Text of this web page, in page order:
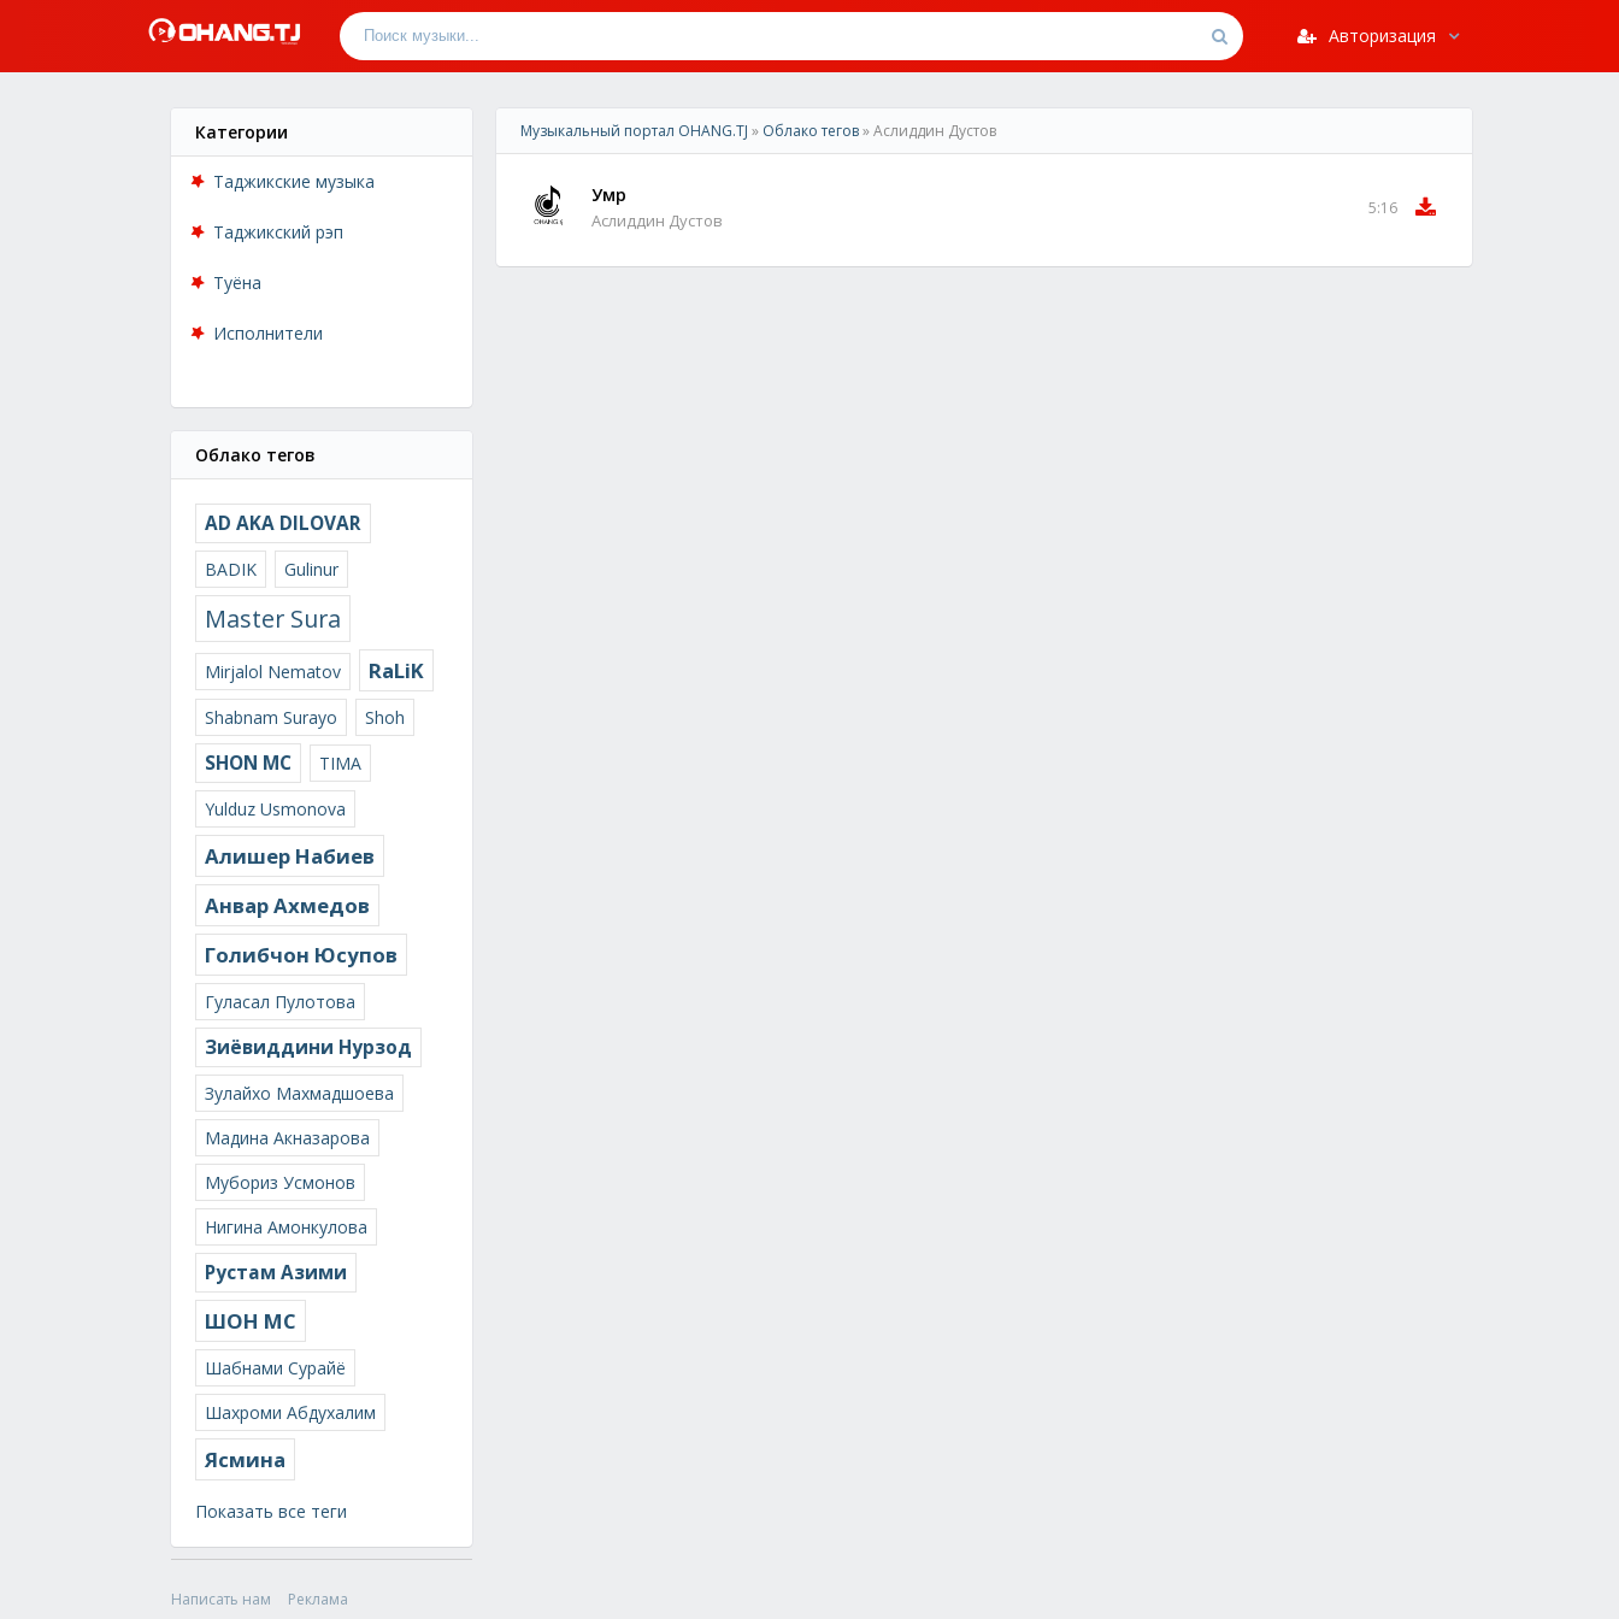
Авторизация
Категории
Таджикские музыка
Таджикский рэп
Туёна
Исполнители
Облако тегов
AD AKA DILOVAR
BADIK Gulinur
Master Sura
Mirjalol Nematov RaLiK
Shabnam Surayo Shoh
SHON MC
TIMA
Yulduz Usmonova
Алишер Набиев
Анвар Ахмедов
Голибчон Юсупов
Гуласал Пулотова
Зиёвиддини Нурзод
Зулайхо Махмадшоева
Мадина Акназарова
Мубориз Усмонов
Нигина Амонкулова
Рустам Азими
ШОН МС
Шабнами Сурайё
Шахроми Абдухалим
Ясмина
Показать все теги
Написать нам
Реклама
Музыкальный портал OHANG.TJ » Облако тегов» Аслиддин Дустов
Умр
Аслиддин Дустов
5:16